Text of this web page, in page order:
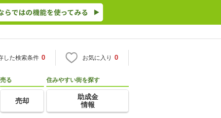
した検索条件 0 お気に入り 0
売る
売却
住みやすい街を探す
助成金
情報